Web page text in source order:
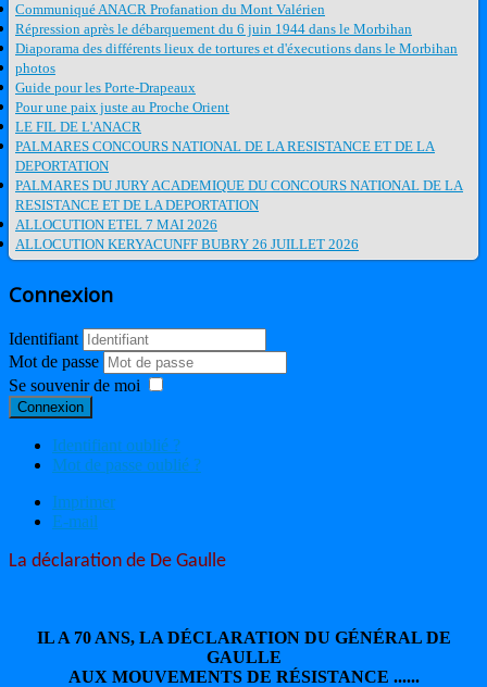
Communiqué ANACR Profanation du Mont Valérien
Répression après le débarquement du 6 juin 1944 dans le Morbihan
Diaporama des différents lieux de tortures et d'éxecutions dans le Morbihan
photos
Guide pour les Porte-Drapeaux
Pour une paix juste au Proche Orient
LE FIL DE L'ANACR
PALMARES CONCOURS NATIONAL DE LA RESISTANCE ET DE LA
DEPORTATION
PALMARES DU JURY ACADEMIQUE DU CONCOURS NATIONAL DE LA
RESISTANCE ET DE LA DEPORTATION
ALLOCUTION ETEL 7 MAI 2026
ALLOCUTION KERYACUNFF BUBRY 26 JUILLET 2026
Connexion
Identifiant
Mot de passe
Se souvenir de moi
Connexion
Identifiant oublié ?
Mot de passe oublié ?
Imprimer
E-mail
La déclaration de De Gaulle
IL A 70 ANS, LA DÉCLARATION DU GÉNÉRAL DE
GAULLE
AUX MOUVEMENTS DE RÉSISTANCE ......